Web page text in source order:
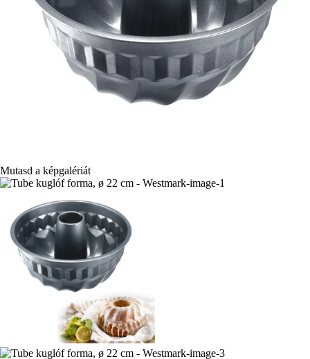
Mutasd a képgalériát